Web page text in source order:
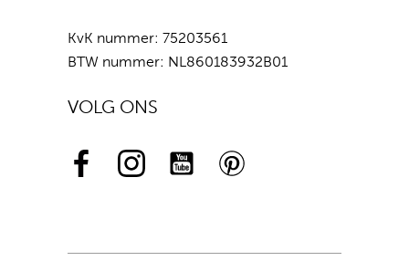
KvK nummer: 75203561
BTW nummer: NL860183932B01
VOLG ONS